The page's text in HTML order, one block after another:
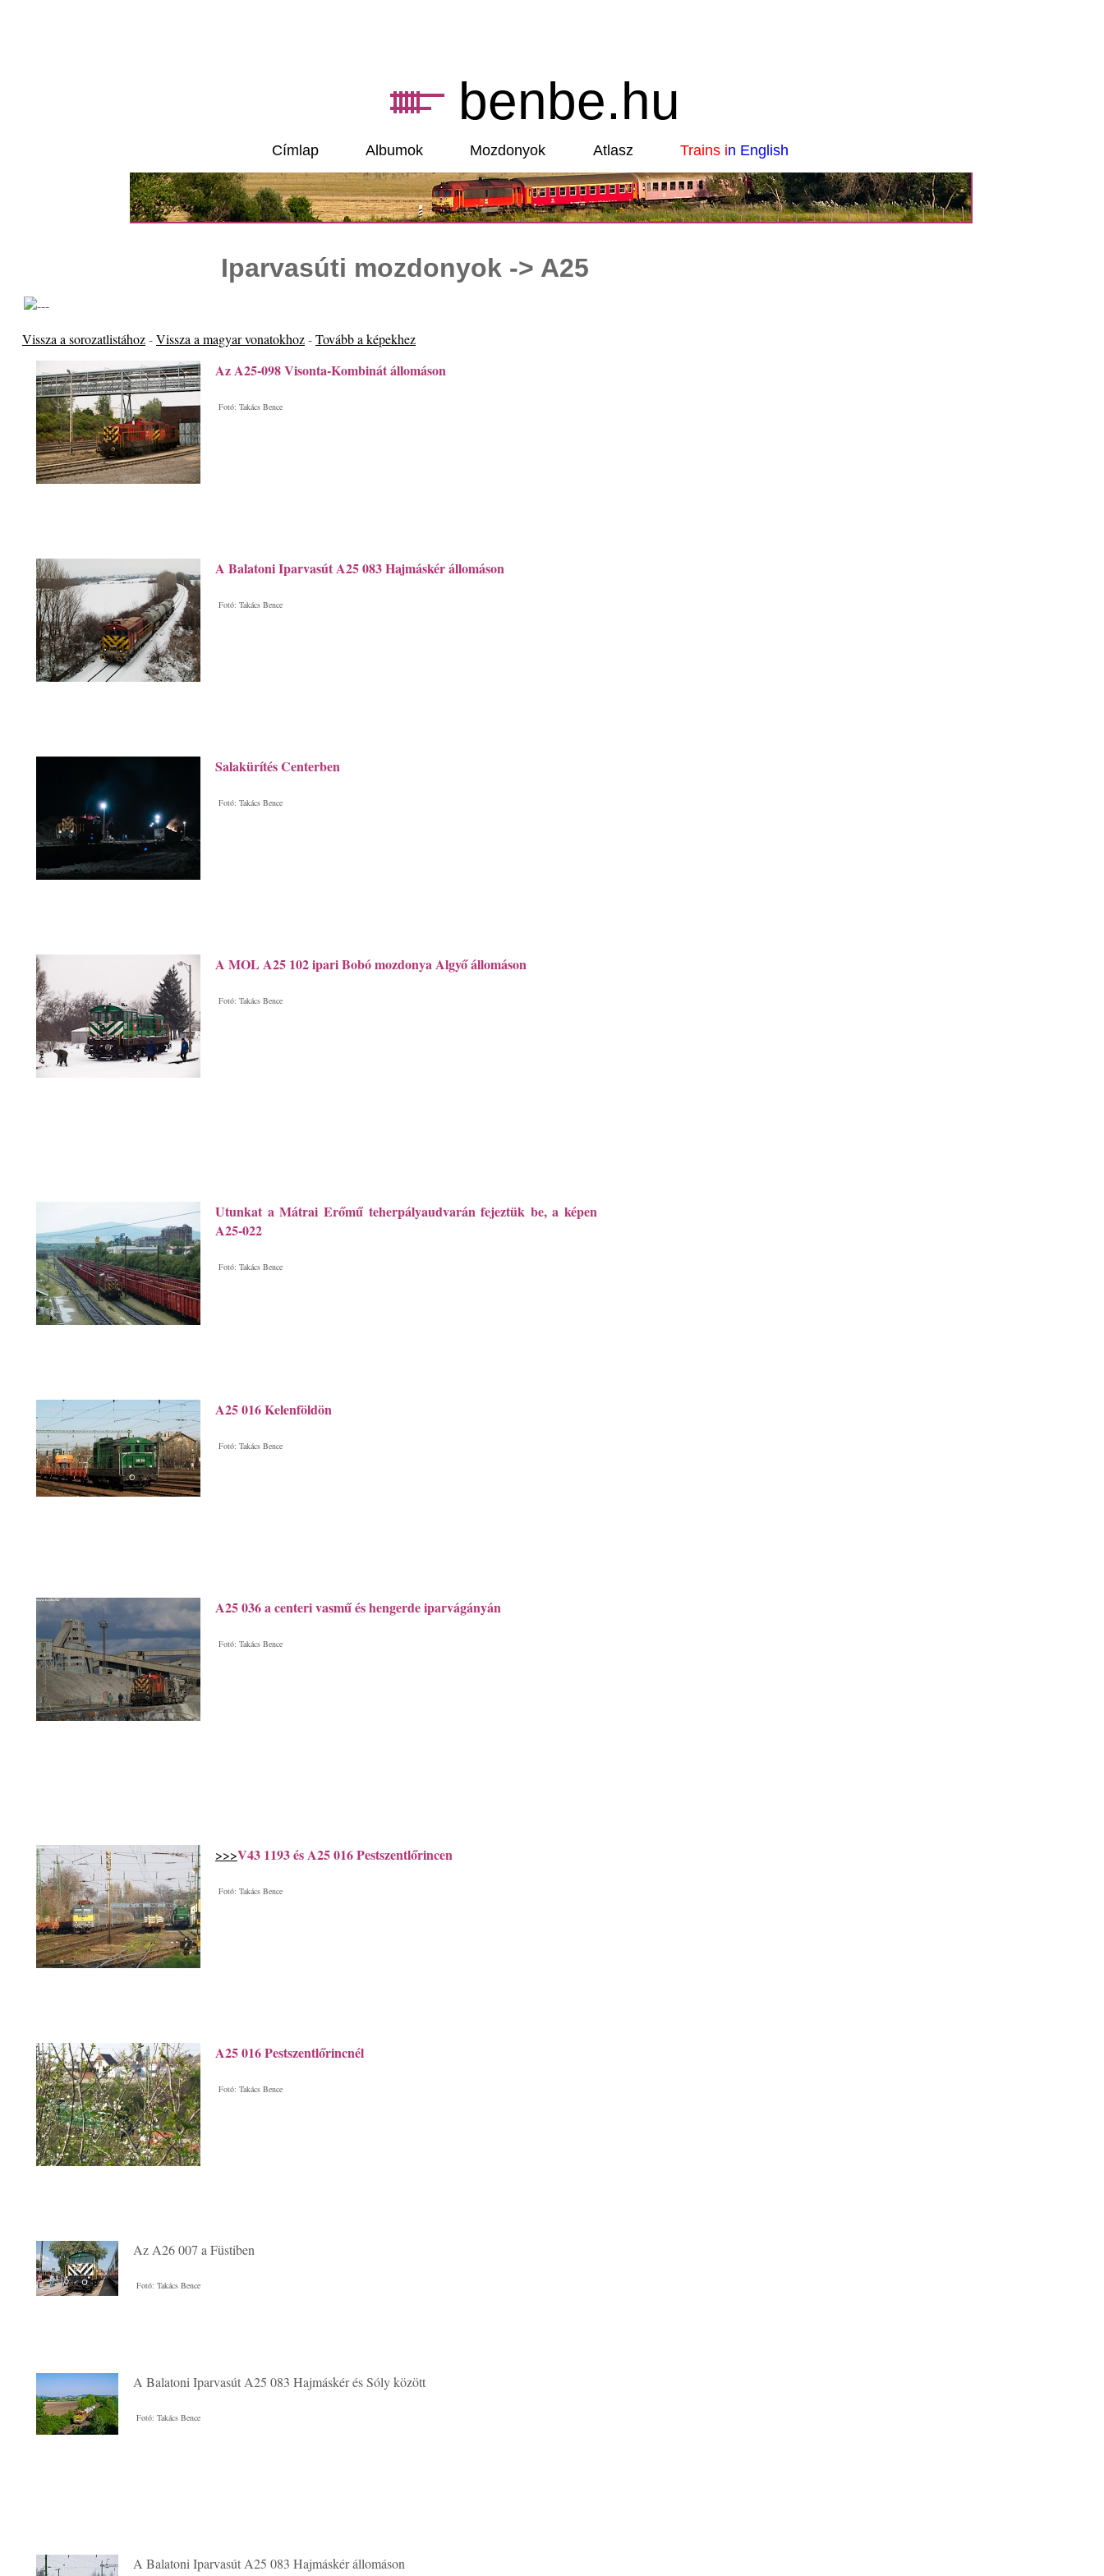
benbe.hu
Címlap Albumok Mozdonyok Atlasz Trains in English
Iparvasúti mozdonyok -> A25
Vissza a sorozatlistához-Vissza a magyar vonatokhoz-Tovább a képekhez
Az A25-098 Visonta-Kombinát állomáson
Fotó: Takács Bence
A Balatoni Iparvasút A25 083 Hajmáskér állomáson
Fotó: Takács Bence
Salakürítés Centerben
Fotó: Takács Bence
A MOL A25 102 ipari Bobó mozdonya Algyő állomáson
Fotó: Takács Bence
Utunkat a Mátrai Erőmű teherpályaudvarán fejeztük be, a képen
A25-022
Fotó: Takács Bence
A25 016 Kelenföldön
Fotó: Takács Bence
A25 036 a centeri vasmű és hengerde iparvágányán
Fotó: Takács Bence
>>>V43 1193 és A25 016 Pestszentlőrincen
Fotó: Takács Bence
A25 016 Pestszentlőrincnél
Fotó: Takács Bence
Az A26 007 a Füstiben
Fotó: Takács Bence
A Balatoni Iparvasút A25 083 Hajmáskér és Sóly között
Fotó: Takács Bence
A Balatoni Iparvasút A25 083 Hajmáskér állomáson